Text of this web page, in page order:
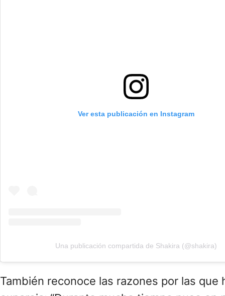
Ver esta publicación en Instagram
Una publicación compartida de Shakira (@shakira)
También reconoce las razones por las